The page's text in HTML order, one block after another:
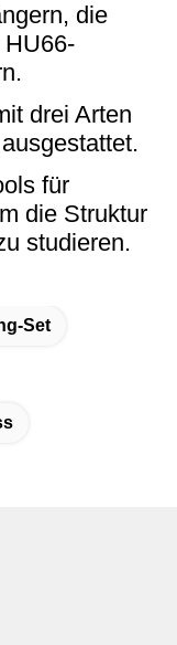
die
drei Arten
für
die Struktur
studieren.
Set